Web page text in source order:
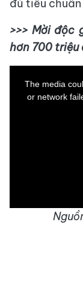
đủ tiêu
>>> Mời độc
hơn 700 triệu
The media
or network